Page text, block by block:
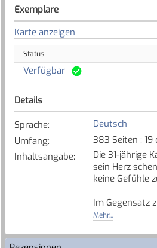
Exemplare
Karte anzeigen
Status
Verfügbar
Details
Sprache:
Deutsch
Umfang:
383 Seiten ; 19
Inhaltsangabe:
Die 31-jährige
sein Herz
keine Gefühle
Im Gegensatz
buchstäblich
zeigt Keisha
Mehr...